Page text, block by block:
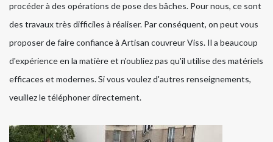
procéder à des opérations de pose des bâches. Pour nous, ce sont
des travaux très difficiles à réaliser. Par conséquent, on peut vous
proposer de faire confiance à Artisan couvreur Viss. Il a beaucoup
d'expérience en la matière et n'oubliez pas qu'il utilise des matériels
efficaces et modernes. Si vous voulez d'autres renseignements,
veuillez le téléphoner directement.